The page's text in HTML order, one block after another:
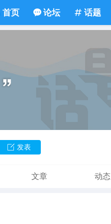
首页 论坛 话题
发表
文章 动态